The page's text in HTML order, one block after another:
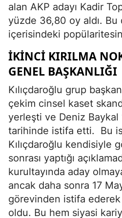
alan AKP adayı Kadir
yüzde 36,80 oy aldı. Bu
içerisindeki
İKINCI KIRILMA
GENEL BAŞKANLIĞI
Kılıçdaroğlu grup
çekim cinsel kaset
yerleşti ve Deniz Baykal
tarihinde istifa etti.
Bu
Kılıçdaroğlu kendisiyle
sonrası yaptığı
kurultayında aday
ancak daha sonra 17
görevinden istifa
oldu. Bu hem siyasi